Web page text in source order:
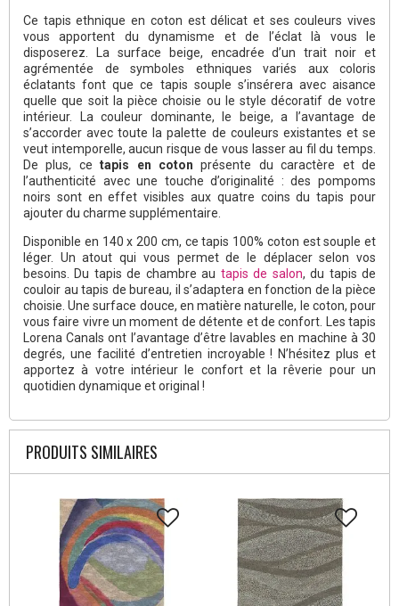
Ce tapis ethnique en coton est délicat et ses couleurs vives
vous apportent du dynamisme et de l’éclat là vous le
disposerez. La surface beige, encadrée d’un trait noir et
agrémentée de symboles ethniques variés aux coloris
éclatants font que ce tapis souple s’insérera avec aisance
quelle que soit la pièce choisie ou le style décoratif de votre
intérieur. La couleur dominante, le beige, a l’avantage de
s’accorder avec toute la palette de couleurs existantes et se
veut intemporelle, aucun risque de vous lasser au fil du temps.
De plus, cetapis en coton présente du caractère et de
l’authenticité avec une touche d’originalité : des pompoms
noirs sont en effet visibles aux quatre coins du tapis pour
ajouter du charme supplémentaire.
Disponible en 140 x 200 cm, ce tapis 100% coton est souple et
léger. Un atout qui vous permet de le déplacer selon vos
besoins. Du tapis de chambre au tapis de salon, du tapis de
couloir au tapis de bureau, il s’adaptera en fonction de la pièce
choisie. Une surface douce, en matière naturelle, le coton, pour
vous faire vivre un moment de détente et de confort. Les tapis
Lorena Canals ont l’avantage d’être lavables en machine à 30
degrés, une facilité d’entretien incroyable ! N’hésitez plus et
apportez à votre intérieur le confort et la rêverie pour un
quotidien dynamique et original !
PRODUITS SIMILAIRES